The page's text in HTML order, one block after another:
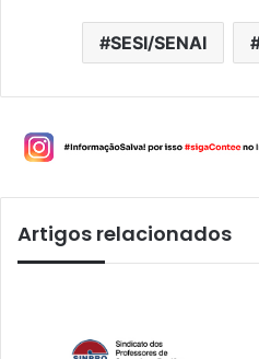
SESI/SENAI
Artigos relacionados